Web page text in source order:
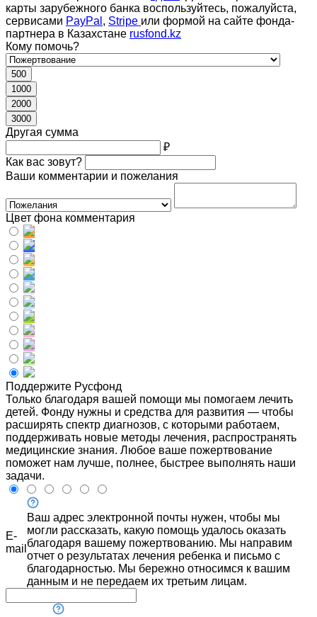
карты зарубежного банка воспользуйтесь, пожалуйста,
сервисами PayPal , Stripe или формой на сайте фонда-
партнера в Казахстане rusfond.kz
Кому помочь?
500
1000
2000
3000
Другая сумма
₽
Как вас зовут?
Ваши комментарии и пожелания
Цвет фона комментария
Поддержите Русфонд
Только благодаря вашей помощи мы помогаем лечить
детей. Фонду нужны и средства для развития — чтобы
расширять спектр диагнозов, с которыми работаем,
поддерживать новые методы лечения, распространять
медицинские знания. Любое ваше пожертвование
поможет нам лучше, полнее, быстрее выполнять наши
задачи.
E-
mail
Ваш адрес электронной почты нужен, чтобы мы
могли рассказать, какую помощь удалось оказать
благодаря вашему пожертвованию. Мы направим
отчет о результатах лечения ребенка и письмо с
благодарностью. Мы бережно относимся к вашим
данным и не передаем их третьим лицам.